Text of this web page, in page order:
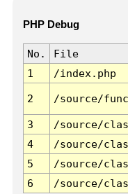
PHP Debug
No. File
1
/index.php
2 /source/
3 /source/
4
/source/
5
/source/
6
/source/